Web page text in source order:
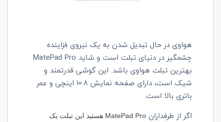
هواوی در حال تبدیل شدن به یک نیروی فزاینده
چشمگیر در دنیای تبلت است و شاید MatePad Pro
بهترین تبلت هواوی باشد. این گوشی قدرتمند و
شیک است، دارای صفحه نمایش 10.8 اینچی و عمر
باتری بالا است.
اگر از طرفداران
MatePad Pro هستید این تبلت یک